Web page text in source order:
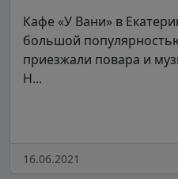
Кафе «У Вани» в
большой
приезжали повара и
Н...
16.06.2021